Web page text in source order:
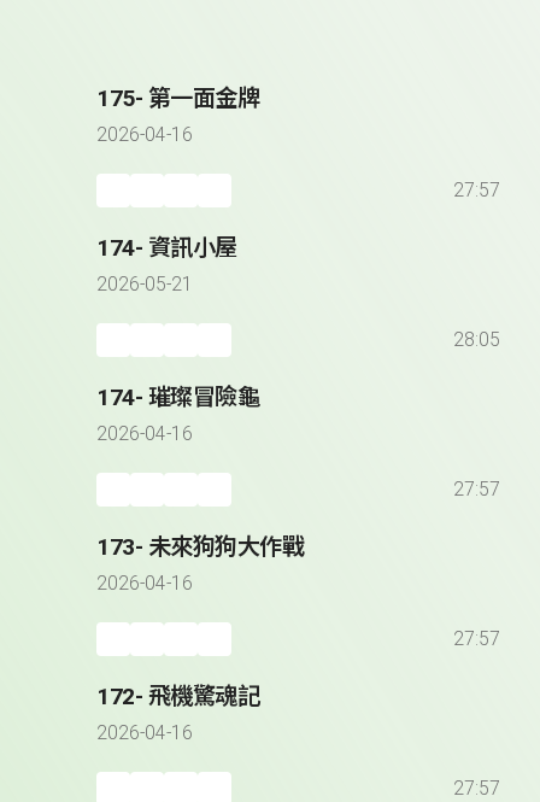
175- 第一面金牌
2026-04-16
27:57
174- 資訊小屋
2026-05-21
28:05
174- 璀璨冒險龜
2026-04-16
27:57
173- 未來狗狗大作戰
2026-04-16
27:57
172- 飛機驚魂記
2026-04-16
27:57